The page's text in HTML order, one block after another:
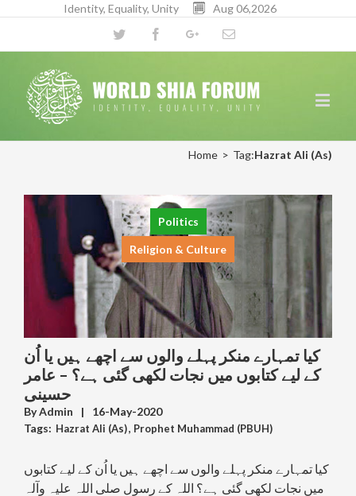
Identity, Equality, Unity Aug 06,2026
Twitter FacebookGoogle+Email
Home > Tag:Hazrat Ali (As)
Politics
Religion & Culture
کیا تمہارے منکر پہلے والوں سے اچھے ہیں یا اُن
کے لیے کتابوں میں نجات لکھی گئی ہے؟ – عامر
حسینی
ByAdmin |
16-May-2020
Tags: Hazrat Ali (As), Prophet Muhammad (PBUH)
Radicalism
,Sectarianism
کیا تمہارے منکر پہلے والوں سے اچھے ہیں یا اُن کے لیے کتابوں
میں نجات لکھی گئی ہے؟ اللہ کے رسول صلی اللہ علیہ وآلہ